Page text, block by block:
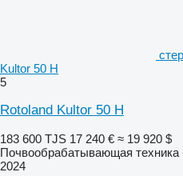
Kultor 50 H
5
Rotoland Kultor 50 H
183 600 TJS 17 240 € ≈ 19 920 $
Почвообрабатывающая техника
2024